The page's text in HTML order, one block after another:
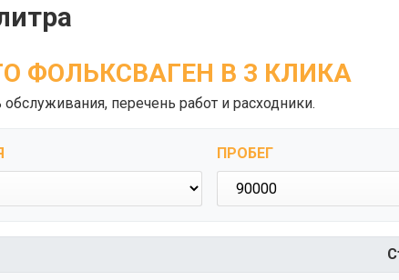
ФОЛЬКСВАГЕН В 3 КЛИКА
перечень работ и расходники.
ПРОБЕГ